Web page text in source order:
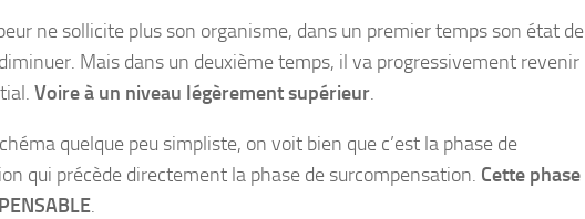
ne sollicite plus son organisme, dans un premier temps son état de
Mais dans un deuxième temps, il va progressivement revenir
Voire à un niveau légèrement supérieur.
quelque peu simpliste, on voit bien que c’est la phase de
qui précède directement la phase de surcompensation. Cette phase
.